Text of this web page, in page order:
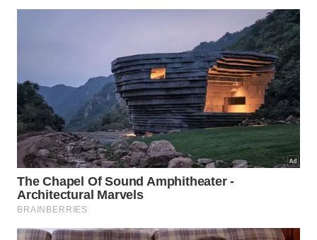
Maionese vegana de abacate servida com legumes
assados e ervas
1 abacate grande maduro;
1 dente de alho amassado;
1 e ½ limão espremido;
2 colheres de sopa de azeite de oliva;
Sal e pimenta do reino a gosto.
Preparo
No liquidificador, bata todos os ingredientes até